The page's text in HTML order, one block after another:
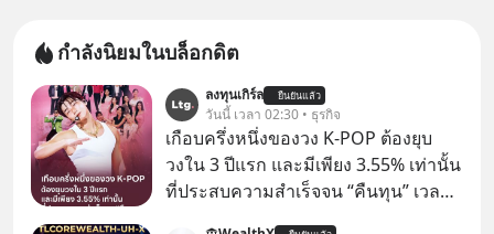
กำลังนิยมในบล็อกดิต
ลงทุนเกิร์ล ยืนยันแล้ว
วันนี้ เวลา 02:30 • ธุรกิจ
เกือบครึ่งหนึ่งของวง K-POP ต้องยุบ
วงใน 3 ปีแรก และมีเพียง 3.55% เท่านั้น
ที่ประสบความสำเร็จจน “คืนทุน” เวลา